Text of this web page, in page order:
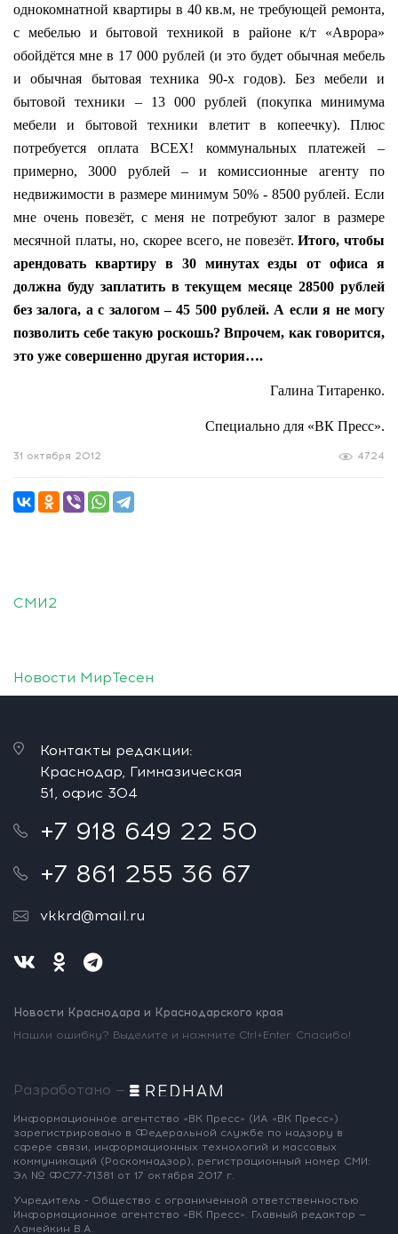
однокомнатной квартиры в 40 кв.м, не требующей ремонта,
с мебелью и бытовой техникой в районе к/т «Аврора»
обойдётся мне в 17 000 рублей (и это будет обычная мебель
и обычная бытовая техника 90-х годов). Без мебели и
бытовой техники – 13 000 рублей (покупка минимума
мебели и бытовой техники влетит в копеечку). Плюс
потребуется оплата ВСЕХ! коммунальных платежей –
примерно, 3000 рублей – и комиссионные агенту по
недвижимости в размере минимум 50% - 8500 рублей. Если
мне очень повезёт, с меня не потребуют залог в размере
месячной платы, но, скорее всего, не повезёт.Итого, чтобы
арендовать квартиру в 30 минутах езды от офиса я
должна буду заплатить в текущем месяце 28500 рублей
без залога, а с залогом – 45 500 рублей. А если я не могу
позволить себе такую роскошь? Впрочем, как говорится,
это уже совершенно другая история….
Галина Титаренко.
Специально для «ВК Пресс».
4724
31 октября 2012
СМИ2
Новости МирТесен
Контакты редакции:
Краснодар, Гимназическая
51, офис 304
+7 918 649 22 50
+7 861 255 36 67
vkkrd@mail.ru
Новости Краснодара и Краснодарского края
Нашли ошибку? Выделите и нажмите Ctrl+Enter. Спасибо!
Разработано —
Информационное агентство «ВК Пресс» (ИА «ВК Пресс»)
зарегистрировано в Федеральной службе по надзору в
сфере связи, информационных технологий и массовых
коммуникаций (Роскомнадзор), регистрационный номер СМИ:
Эл № ФС77-71381 от 17 октября 2017 г.
Учредитель - Общество с ограниченной ответственностью
Информационное агентство «ВК Пресс». Главный редактор —
Ламейкин В.А.